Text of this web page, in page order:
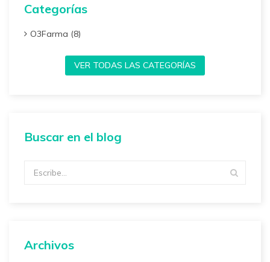
Categorías
O3Farma (8)
VER TODAS LAS CATEGORÍAS
Buscar en el blog
Archivos